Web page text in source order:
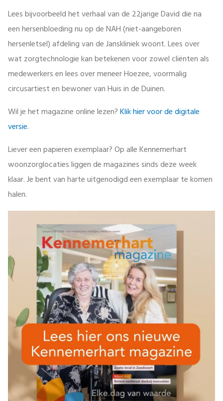
Lees bijvoorbeeld het verhaal van de 22jarige David die na
een hersenbloeding nu op de NAH (niet-aangeboren
hersenletsel) afdeling van de Janskliniek woont. Lees over
wat zorgtechnologie kan betekenen voor zowel cliënten als
medewerkers en lees over meneer Hoezee, voormalig
circusartiest en bewoner van Huis in de Duinen.
Wil je het magazine online lezen?Klik hier voor de digitale
versie.
Liever een papieren exemplaar? Op alle Kennemerhart
woonzorglocaties liggen de magazines sinds deze week
klaar. Je bent van harte uitgenodigd een exemplaar te komen
halen.